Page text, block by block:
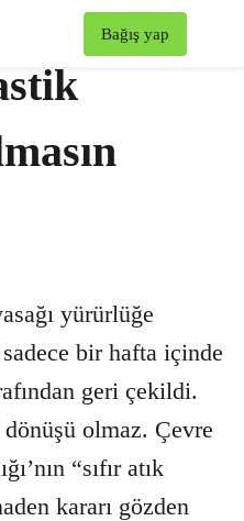
Bağış yap
yürürlüğe
bir hafta içinde
geri çekildi.
olmaz. Çevre
“sıfır atık
kararı gözden